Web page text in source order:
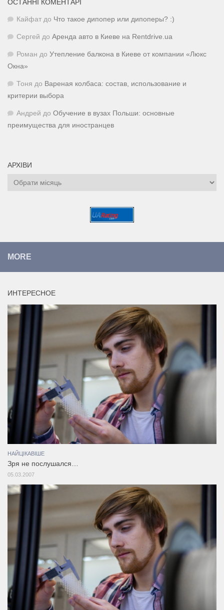
ОСТАННІ КОМЕНТАРІ
Кайфат до Что такое дипопер или дипоперы? :)
Сергей до Аренда авто в Киеве на Rentdrive.ua
Роман до Утепление балкона в Киеве от компании «Люкс
Окна»
Тоня до Вареная колбаса: состав, использование и
критерии выбора
Андрей до Обучение в вузах Польши: основные
преимущества для иностранцев
АРХІВИ
Архіви
MORE
ИНТЕРЕСНОЕ
НАЙЦІКАВІШЕ
Зря не послушался…
05.03.2007